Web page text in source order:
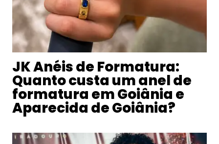
JK Anéis de Formatura:
Quanto custa um anel de
formatura em Goiânia e
Aparecida de Goiânia?